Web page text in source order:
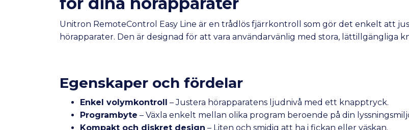
Unitron RemoteControl Easy Line är en trådlös fjärrkontroll som gör det enkelt att
hörapparater. Den är designad för att vara användarvänlig med stora, lättillgängliga
Egenskaper och fördelar
Enkel volymkontroll
– Justera hörapparatens ljudnivå med ett knapptryck.
Programbyte – Växla enkelt mellan olika program beroende på din
Kompakt och diskret design – Liten och smidig att ha i fickan eller väskan.